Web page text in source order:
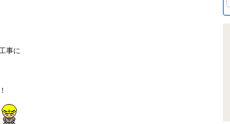
事に